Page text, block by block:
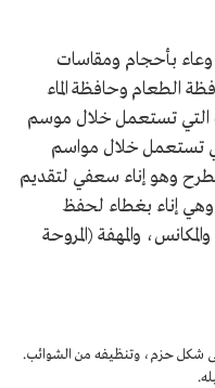
بأحجام ومقاسات
الطعام وحافظة الماء
التي تستعمل خلال موسم
تستعمل خلال مواسم
وهو إناء سعفي لتقديم
وهي إناء بغطاء لحفظ
والمهفة (المروحة
حزم، وتنظيفه من الشوائب.